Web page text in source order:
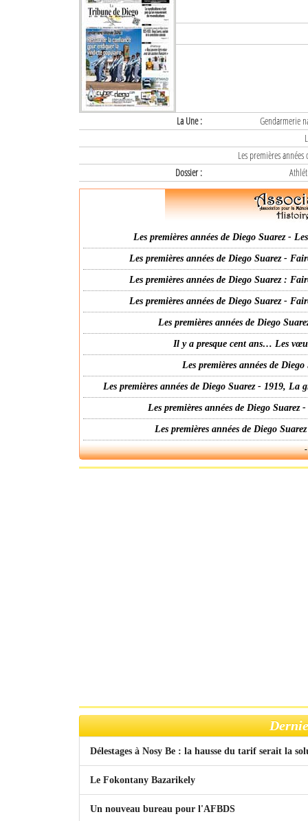
La Une :
Gendarmerie
Les premières
Dossier :
Les premières années de Diego Suarez -
Les premières années de Diego Suarez -
Les premières années de Diego Suarez :
Les premières années de Diego Suarez -
Les premières années de Diego
Il y a presque cent ans… Les
Les premières années de
Les premières années de Diego Suarez - 1919,
Les premières années de Diego
Les premières années de Diego
Délestages à Nosy Be : la hausse du tarif serait la
Le Fokontany Bazarikely
Un nouveau bureau pour l'AFBDS